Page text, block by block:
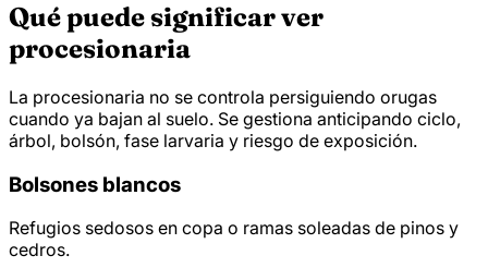
Qué puede significar ver
procesionaria
La procesionaria no se controla persiguiendo orugas
cuando ya bajan al suelo. Se gestiona anticipando ciclo,
árbol, bolsón, fase larvaria y riesgo de exposición.
Bolsones blancos
Refugios sedosos en copa o ramas soleadas de pinos y
cedros.